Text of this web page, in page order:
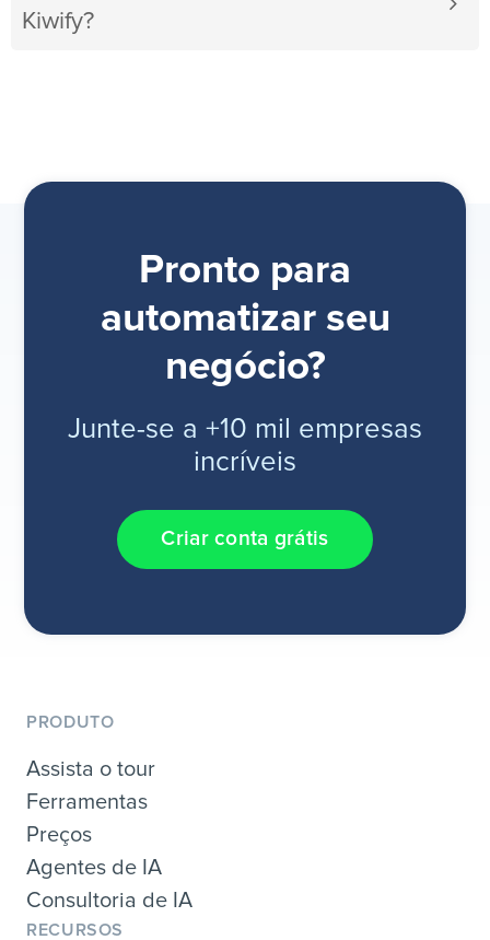
Kiwify?
Pronto para
automatizar seu
negócio?
Junte-se a +10 mil empresas
incríveis
Criar conta grátis
PRODUTO
Assista o tour
Ferramentas
Preços
Agentes de IA
Consultoria de IA
RECURSOS